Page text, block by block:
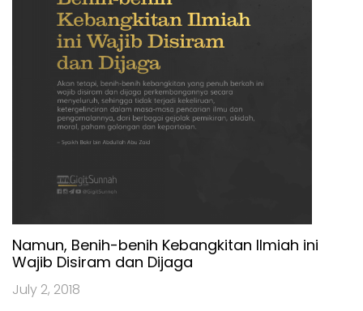
Namun, Benih-benih Kebangkitan Ilmiah ini
Wajib Disiram dan Dijaga
July 2, 2018